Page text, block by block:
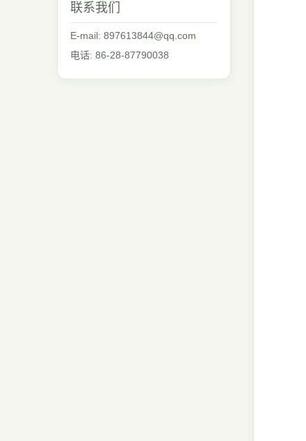
联系我们
E-mail: 897613844@qq.com
电话: 86-28-87790038